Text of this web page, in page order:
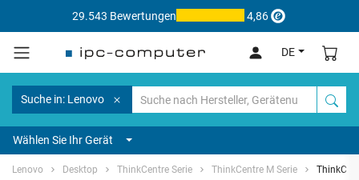
29.543 Bewertungen 4,86
DE
Suche in: Lenovo
Wählen Sie Ihr Gerät
Lenovo Desktop ThinkCentre Serie ThinkCentre M Serie